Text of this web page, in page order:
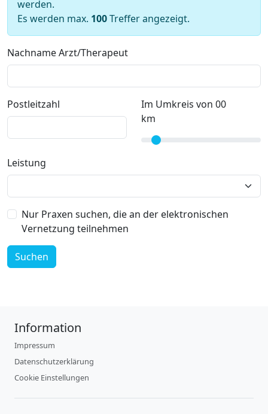
werden.
Es werden max. 100Treffer angezeigt.
Nachname Arzt/Therapeut
Postleitzahl
Im Umkreis von 00
km
Leistung
Nur Praxen suchen, die an der elektronischen
Vernetzung teilnehmen
Suchen
Information
Impressum
Datenschutzerklärung
Cookie Einstellungen